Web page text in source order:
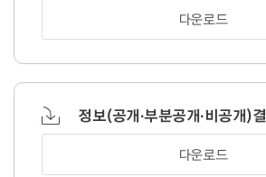
다운로드
정보(공개·부분공개·비공개)
다운로드